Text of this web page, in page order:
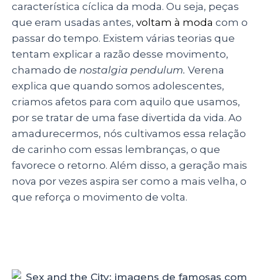
característica cíclica da moda. Ou seja, peças
que eram usadas antes, voltam à moda com o
passar do tempo. Existem várias teorias que
tentam explicar a razão desse movimento,
chamado de nostalgia pendulum. Verena
explica que quando somos adolescentes,
criamos afetos para com aquilo que usamos,
por se tratar de uma fase divertida da vida. Ao
amadurecermos, nós cultivamos essa relação
de carinho com essas lembranças, o que
favorece o retorno. Além disso, a geração mais
nova por vezes aspira ser como a mais velha, o
que reforça o movimento de volta.